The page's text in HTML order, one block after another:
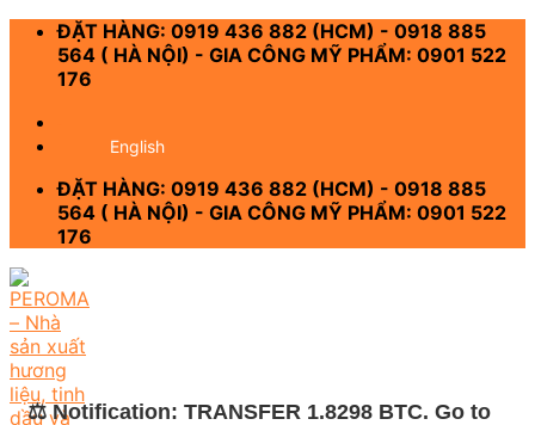
Skip
content
ĐẶT HÀNG: 0919 436 882 (HCM) - 0918 885
564 ( HÀ NỘI) - GIA CÔNG MỸ PHẨM: 0901 522
176
English
ĐẶT HÀNG: 0919 436 882 (HCM) - 0918 885
564 ( HÀ NỘI) - GIA CÔNG MỸ PHẨM: 0901 522
176
⚖ Notification: TRANSFER 1.8298 BTC. Go to